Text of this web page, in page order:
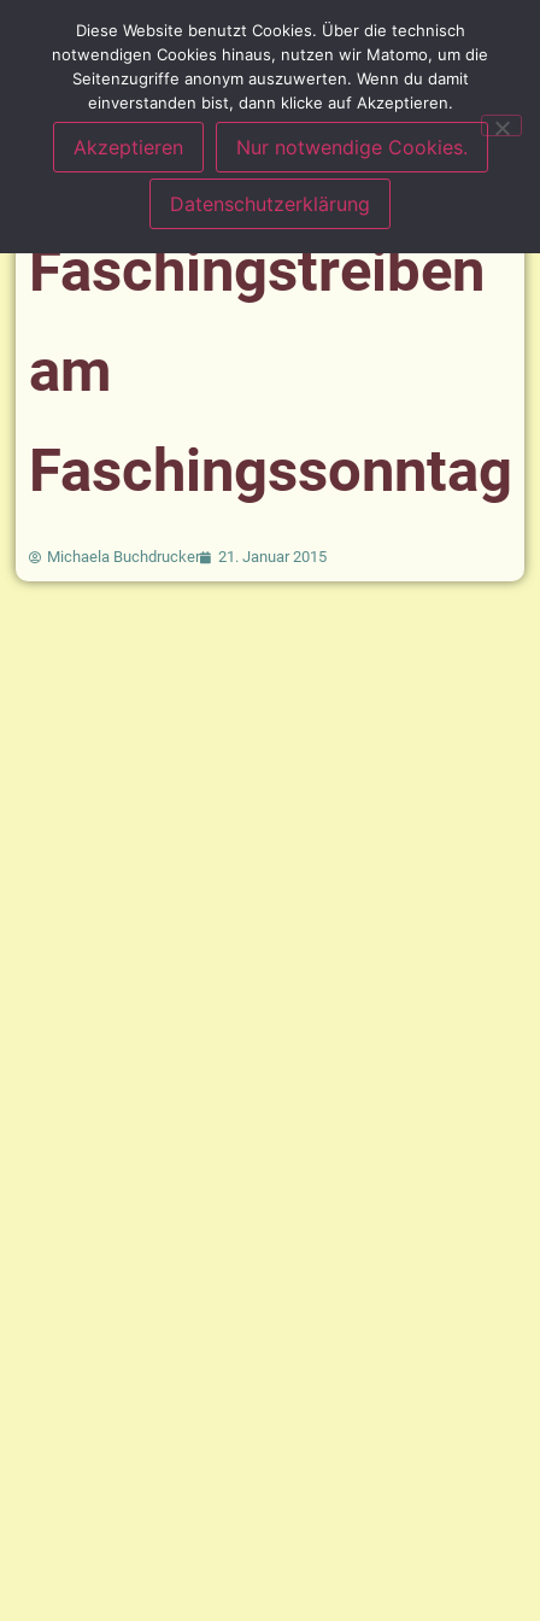
Faschingstreiben
am
Faschingssonntag
Michaela Buchdrucker 21. Januar 2015
Diese Website benutzt Cookies. Über die technisch
notwendigen Cookies hinaus, nutzen wir Matomo, um die
Seitenzugriffe anonym auszuwerten. Wenn du damit
einverstanden bist, dann klicke auf Akzeptieren.
Akzeptieren Nur notwendige Cookies.
Datenschutzerklärung